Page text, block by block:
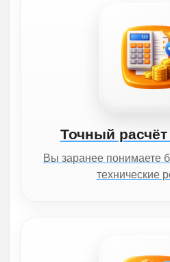
Точный
Вы заранее понимаете
технические